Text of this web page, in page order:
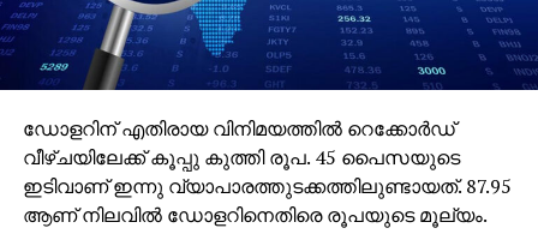
ഡോളറിന് എതിരായ വിനിമയത്തില്‍ റെക്കോര്‍ഡ്
വീഴ്ചയിലേക്ക് കൂപ്പു കുത്തി രൂപ. 45 പൈസയുടെ
ഇടിവാണ് ഇന്നു വ്യാപാരത്തുടക്കത്തിലുണ്ടായത്. 87.95
ആണ് നിലവില്‍ ഡോളറിനെതിരെ രൂപയുടെ മൂല്യം.